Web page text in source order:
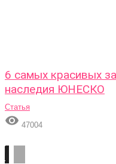
6 самых красивых
наследия ЮНЕСКО
Статья
 47004